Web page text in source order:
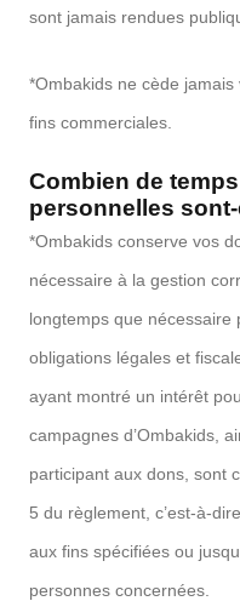
sont jamais rendues
*Ombakids ne cède
fins commerciales.
Combien de
personnelles
*Ombakids conserve vos
nécessaire à la gestion
longtemps que
obligations légales et
ayant montré un intérêt
campagnes d’Ombakids,
participant aux dons, sont
5 du règlement, c’est-à-
aux fins spécifiées ou
personnes concernées.